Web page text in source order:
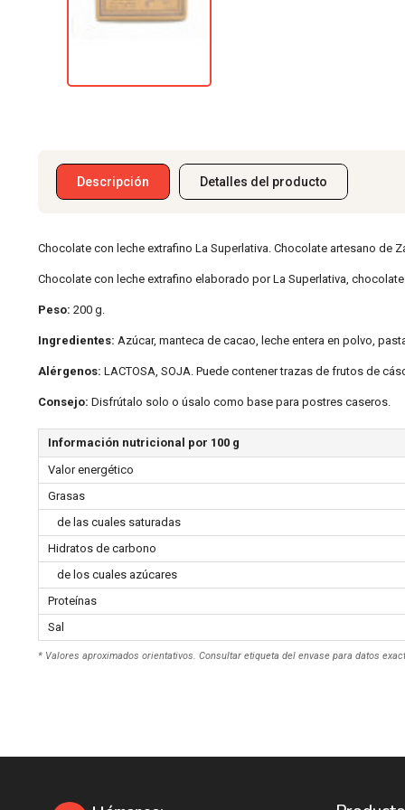
Descripción Detalles del producto
Chocolate con leche extrafino La Superlativa. Chocolate artesano de
Chocolate con leche extrafino elaborado por La Superlativa,
Peso: 200 g.
Ingredientes: Azúcar, manteca de cacao, leche entera en polvo,
Alérgenos: LACTOSA, SOJA. Puede contener trazas de frutos de
Consejo: Disfrútalo solo o úsalo como base para postres caseros.
Información nutricional por 100 g
Valor energético
Grasas
de las cuales saturadas
Hidratos de carbono
de los cuales azúcares
Proteínas
Sal
* Valores aproximados orientativos. Consultar etiqueta del envase para datos